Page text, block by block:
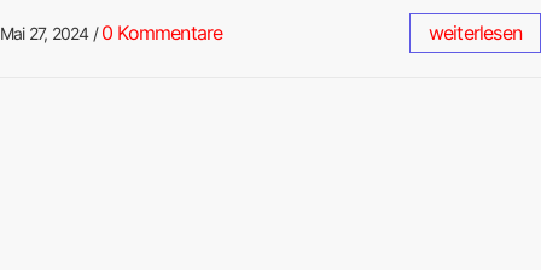
Mai 27, 2024 / 0 Kommentare weiterlesen